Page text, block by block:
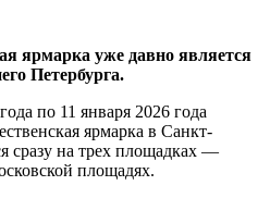
ярмарка уже давно является
Петербурга.
по 11 января 2026 года
ярмарка в Санкт-
сразу на трех площадках —
площадях.